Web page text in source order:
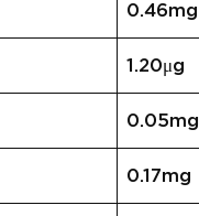
0.46mg
1.20μg
0.05mg
0.17mg